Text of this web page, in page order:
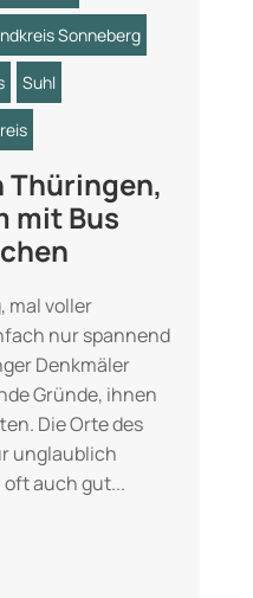
Sonneberg
Suhl
Thüringen,
mit Bus
mal voller
nur spannend
Denkmäler
Gründe, ihnen
Die Orte des
unglaublich
auch gut...